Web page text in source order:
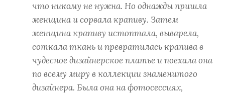
что никому не нужна. Но однажды пришла
женщина и сорвала крапиву. Затем
женщина крапиву истоптала, выварела,
соткала ткань и превратилась крапива в
чудесное дизайнерское платье и поехала она
по всему миру в коллекции знаменитого
дизайнера. Была она на фотосессиях,